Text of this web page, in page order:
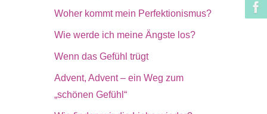
Woher kommt mein Perfektionismus?
Wie werde ich meine Ängste los?
Wenn das Gefühl trügt
Advent, Advent – ein Weg zum
„schönen Gefühl“